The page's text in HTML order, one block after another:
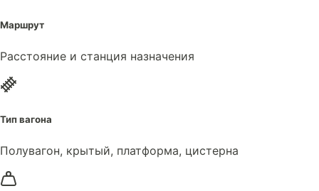
Маршрут
Расстояние и станция назначения
Тип вагона
Полувагон, крытый, платформа, цистерна